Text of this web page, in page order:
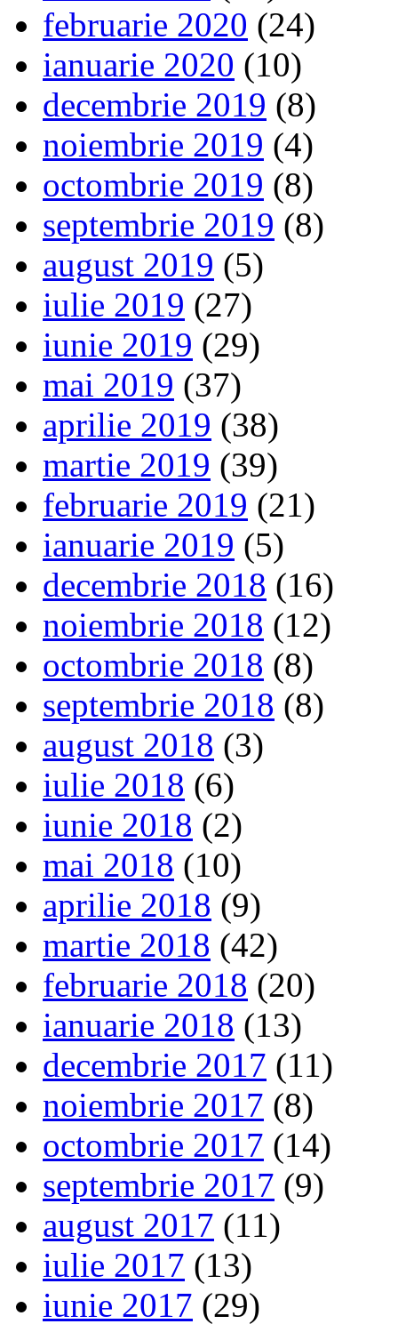
februarie 2020 (24)
ianuarie 2020 (10)
decembrie 2019 (8)
noiembrie 2019 (4)
octombrie 2019 (8)
septembrie 2019 (8)
august 2019 (5)
iulie 2019 (27)
iunie 2019 (29)
mai 2019 (37)
aprilie 2019 (38)
martie 2019 (39)
februarie 2019 (21)
ianuarie 2019 (5)
decembrie 2018 (16)
noiembrie 2018 (12)
octombrie 2018 (8)
septembrie 2018 (8)
august 2018 (3)
iulie 2018 (6)
iunie 2018 (2)
mai 2018 (10)
aprilie 2018 (9)
martie 2018 (42)
februarie 2018 (20)
ianuarie 2018 (13)
decembrie 2017 (11)
noiembrie 2017 (8)
octombrie 2017 (14)
septembrie 2017 (9)
august 2017 (11)
iulie 2017 (13)
iunie 2017 (29)